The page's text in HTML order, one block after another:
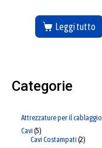
Leggi tutto
Categorie
Attrezzature per il cablaggio
Cavi 5
Cavi Costampati 2